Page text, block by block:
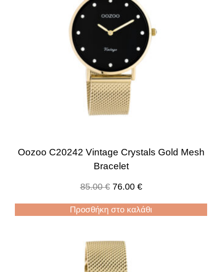
Oozoo C20242 Vintage Crystals Gold Mesh
Bracelet
85.00€ 76.00 €
Προσθήκη στο καλάθι